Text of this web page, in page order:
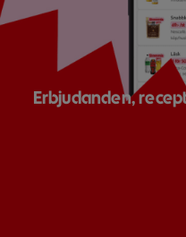
Erbjudanden,